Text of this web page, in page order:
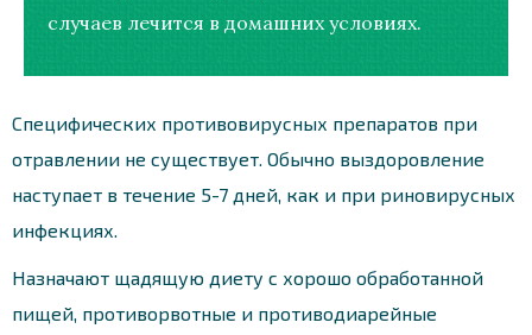
случаев лечится в домашних условиях.
Специфических противовирусных препаратов при
отравлении не существует. Обычно выздоровление
наступает в течение 5-7 дней, как и при риновирусных
инфекциях.
Назначают щадящую диету с хорошо обработанной
пищей, противорвотные и противодиарейные